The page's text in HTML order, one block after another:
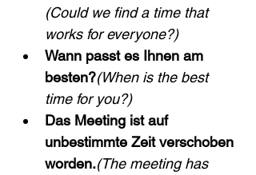
(Could we find a time that
works for everyone?)
Wann passt es Ihnen am
besten?(When is the best
time for you?)
Das Meeting ist auf
unbestimmte Zeit verschoben
worden.(The meeting has